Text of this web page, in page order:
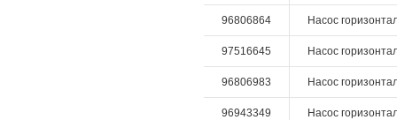
96806864 Насос
97516645 Насос
96806983 Насос
96943349 Насос